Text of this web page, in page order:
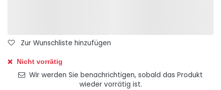
Zur Wunschliste hinzufügen
Nicht vorrätig
Wir werden Sie benachrichtigen, sobald das Produkt
wieder vorrätig ist.